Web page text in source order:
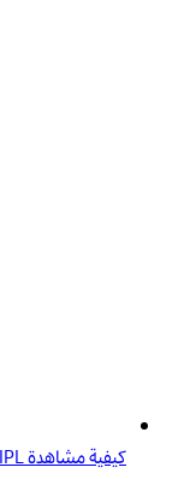
كيفية مشاهدة IPL وبث الكريكيت المباشر في الجزائر